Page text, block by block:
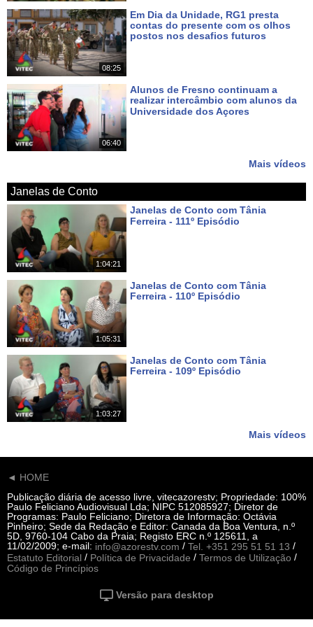
08:25
Em Dia da Unidade, RG1 presta
contas do presente com os olhos
postos nos desafios futuros
06:40
Alunos de Fresno continuam a
realizar intercâmbio com alunos da
Universidade dos Açores
Mais vídeos
Janelas de Conto
1:04:21
Janelas de Conto com Tânia
Ferreira - 111º Episódio
1:05:31
Janelas de Conto com Tânia
Ferreira - 110º Episódio
1:03:27
Janelas de Conto com Tânia
Ferreira - 109º Episódio
Mais vídeos
◄ HOME
Publicação diária de acesso livre, vitecazorestv; Propriedade: 100%
Paulo Feliciano Audiovisual Lda; NIPC 512085927; Diretor de
Programas: Paulo Feliciano; Diretora de Informação: Octávia
Pinheiro; Sede da Redação e Editor: Canada da Boa Ventura, n.º
5D, 9760-104 Cabo da Praia; Registo ERC n.º 125611, a
11/02/2009; e-mail: info@azorestv.com / Tel. +351 295 51 51 13 /
Estatuto Editorial / Política de Privacidade / Termos de Utilização /
Código de Princípios
Versão para desktop